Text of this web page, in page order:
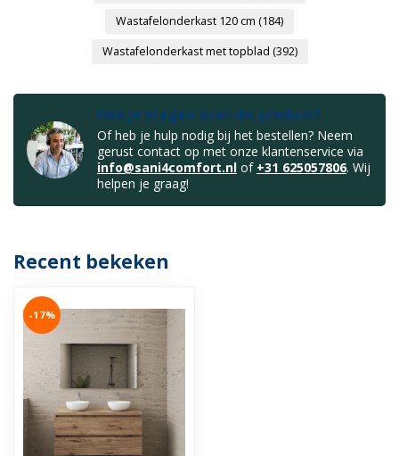
Wastafelonderkast 120 cm (184)
Wastafelonderkast met topblad (392)
Heb je vragen over dit product?
Of heb je hulp nodig bij het bestellen? Neem
gerust contact op met onze klantenservice via
info@sani4comfort.nl of +31 625057806. Wij
helpen je graag!
Recent bekeken
-17%